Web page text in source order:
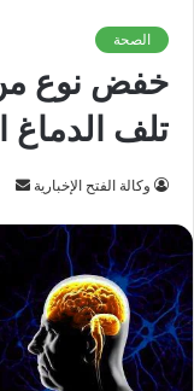
الصحة
خفض نوع من
تلف الدماغ
وكالة الفتح الإخبارية